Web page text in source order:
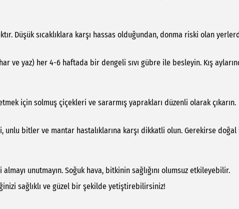
Düşük sıcaklıklara karşı hassas olduğundan, donma riski olan
ve yaz) her 4-6 haftada bir dengeli sıvı gübre ile besleyin. Kış
için solmuş çiçekleri ve sararmış yaprakları düzenli olarak çıkarın.
unlu bitler ve mantar hastalıklarına karşı dikkatli olun. Gerekirse
unutmayın. Soğuk hava, bitkinin sağlığını olumsuz etkileyebilir.
sağlıklı ve güzel bir şekilde yetiştirebilirsiniz!